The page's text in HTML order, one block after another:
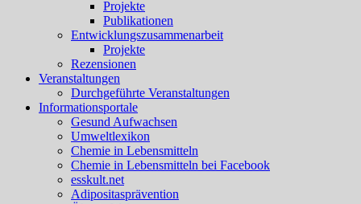
Projekte
Publikationen
Entwicklungszusammenarbeit
Projekte
Rezensionen
Veranstaltungen
Durchgeführte Veranstaltungen
Informationsportale
Gesund Aufwachsen
Umweltlexikon
Chemie in Lebensmitteln
Chemie in Lebensmitteln bei Facebook
esskult.net
Adipositasprävention